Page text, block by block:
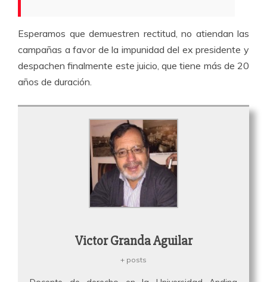
Esperamos que demuestren rectitud, no atiendan las
campañas a favor de la impunidad del ex presidente y
despachen finalmente este juicio, que tiene más de 20
años de duración.
Victor Granda Aguilar
+ posts